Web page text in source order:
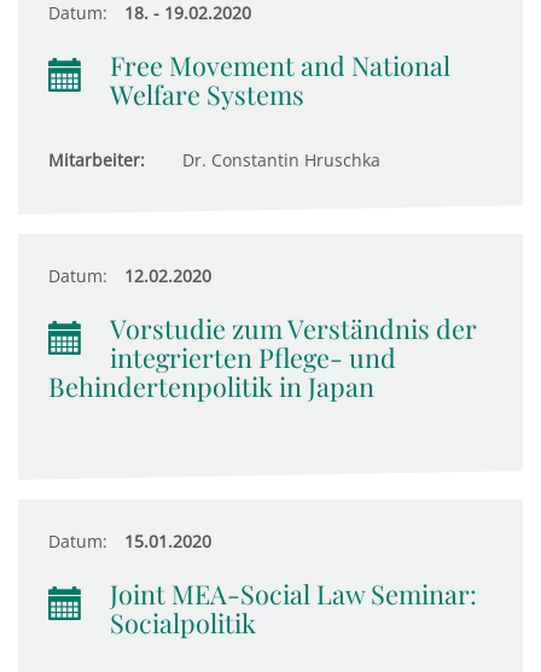
Datum: 18. - 19.02.2020
Free Movement and National
Welfare Systems
Mitarbeiter: Dr. Constantin Hruschka
Datum: 12.02.2020
Vorstudie zum Verständnis der
integrierten Pflege- und
Behindertenpolitik in Japan
Datum: 15.01.2020
Joint MEA-Social Law Seminar:
Socialpolitik